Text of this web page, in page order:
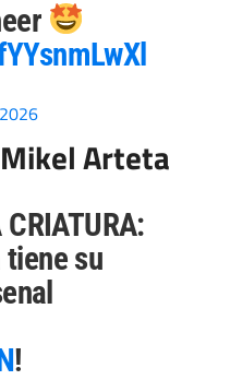
Arteta
CRIATURA:
su
!